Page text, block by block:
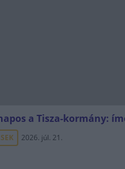
a Tisza-kormány:
2026. júl. 21.